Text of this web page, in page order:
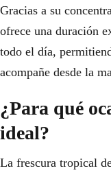
Gracias a su
ofrece una duración
todo el día,
acompañe desde la
¿Para qué
ideal?
La frescura tropical